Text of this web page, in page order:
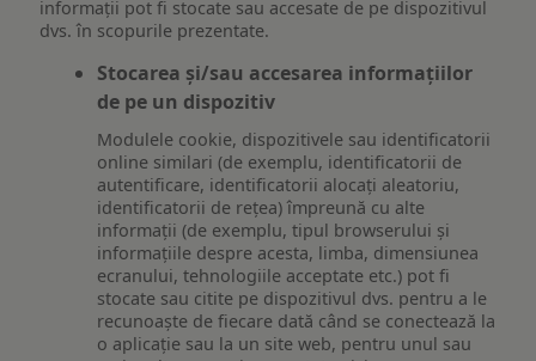
informații pot fi stocate sau accesate de pe dispozitivul
dvs. în scopurile prezentate.
Stocarea și/sau accesarea informațiilor
de pe un dispozitiv
Modulele cookie, dispozitivele sau identificatorii
online similari (de exemplu, identificatorii de
autentificare, identificatorii alocați aleatoriu,
identificatorii de rețea) împreună cu alte
informații (de exemplu, tipul browserului și
informațiile despre acesta, limba, dimensiunea
ecranului, tehnologiile acceptate etc.) pot fi
stocate sau citite pe dispozitivul dvs. pentru a le
recunoaște de fiecare dată când se conectează la
o aplicație sau la un site web, pentru unul sau